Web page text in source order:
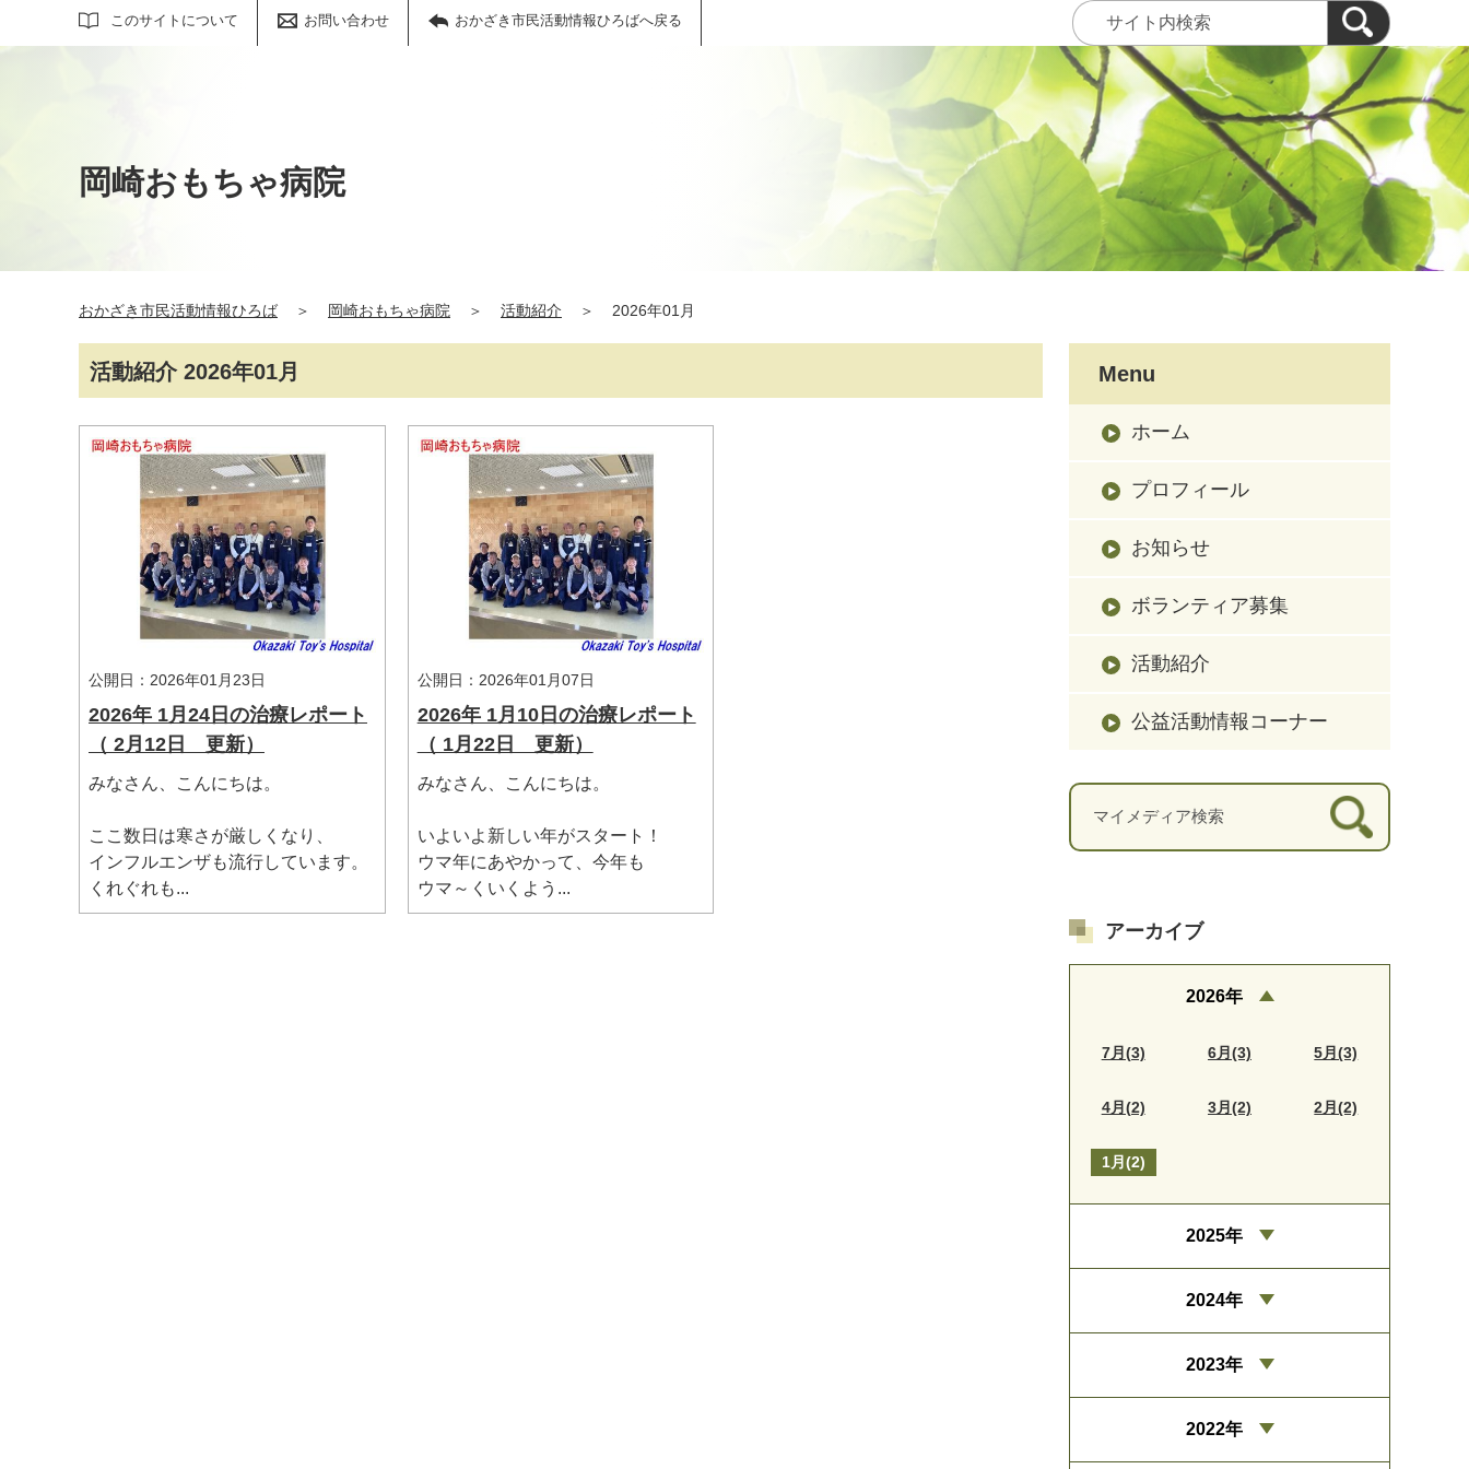
このサイトについて お問い合わせ おかざき市民活動情報ひろばへ戻る
サイト内検索
岡崎おもちゃ病院
おかざき市民活動情報ひろば ＞ 岡崎おもちゃ病院 ＞ 活動紹介 ＞ 2026年01月
活動紹介 2026年01月
公開日：2026年01月23日
2026年 1月24日の治療レポート
（ 2月12日 更新）
みなさん、こんにちは。
ここ数日は寒さが厳しくなり、
インフルエンザも流行しています。
くれぐれも...
公開日：2026年01月07日
2026年 1月10日の治療レポート
（ 1月22日 更新）
みなさん、こんにちは。
いよいよ新しい年がスタート！
ウマ年にあやかって、今年も
ウマ～くいくよう...
Menu
ホーム
プロフィール
お知らせ
ボランティア募集
活動紹介
公益活動情報コーナー
マイメディア検索
アーカイブ
2026年
7月(3) 6月(3) 5月(3)
4月(2) 3月(2) 2月(2)
1月(2)
2025年
2024年
2023年
2022年